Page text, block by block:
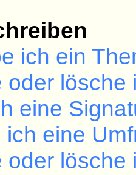
mit Beiträgen
Themen?